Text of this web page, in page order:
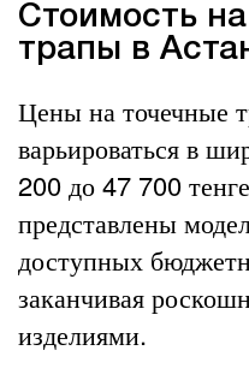
Стоимость
трапы в
Цены на точечные
варьироваться в
200 до 47 700
представлены
доступных
заканчивая
изделиями.